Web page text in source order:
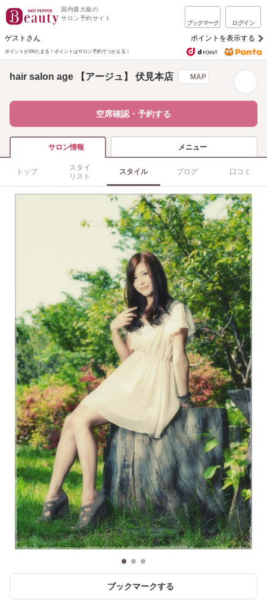
国内最大級の
サロン予約サイト
ブックマーク ログイン
ゲストさん ポイントを表示する
ポイントが1%たまる！ ポイントはサロン予約でつかえる！
hair salon age 【アージュ】 伏見本店 MAP
空席確認・予約する
サロン情報 メニュー
トップ
スタイ
リスト
スタイル ブログ 口コミ
ブックマークする